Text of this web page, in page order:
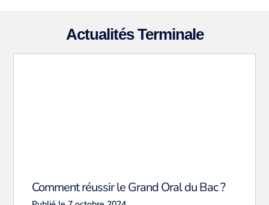
Actualités Terminale
Comment réussir le Grand Oral du Bac ?